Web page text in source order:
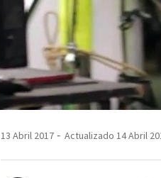
13 Abril 2017 Actualizado 14 Abril